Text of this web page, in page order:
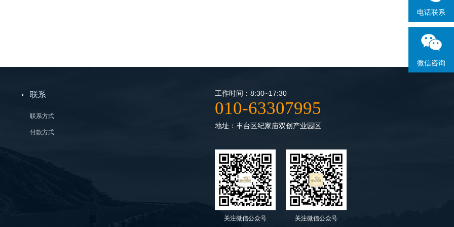
电话联系
微信咨询
联系
联系方式
付款方式
工作时间：8:30~17:30
010-63307995
地址：丰台区纪家庙双创产业园区
关注微信公众号 关注微信公众号